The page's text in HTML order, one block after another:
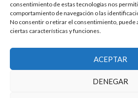
consentimiento de estas tecnologías nos
comportamiento de navegación o las
No consentir o retirar el consentimiento, puede
ciertas características y funciones.
ACEPTAR
DENEGAR
Enlaces
Condiciones de